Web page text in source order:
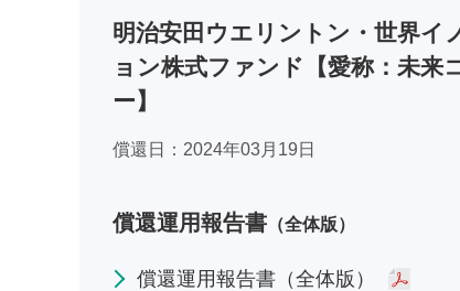
明治安田ウエリントン・世界イ
ョン株式ファンド【愛称：未来
ー】
償還日 2024年03月19日
償還運用報告書 （全体版）
償還運用報告書（全体版）